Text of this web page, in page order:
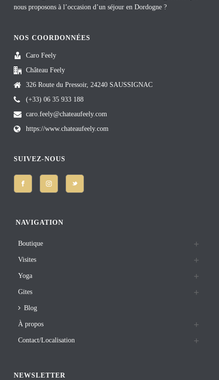
nous proposons à l’occasion d’un séjour en Dordogne ?
NOS COORDONNÉES
Caro Feely
Château Feely
326 Route du Pressoir, 24240 SAUSSIGNAC
(+33) 06 35 933 188
caro.feely@chateaufeely.com
https://www.chateaufeely.com
SUIVEZ-NOUS
NAVIGATION
Boutique
Visites
Yoga
Gites
Blog
À propos
Contact/Localisation
NEWSLETTER